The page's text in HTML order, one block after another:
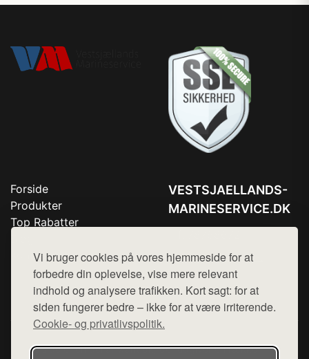
Vi bruger cookies på vores hjemmeside for at
forbedre din oplevelse, vise mere relevant
indhold og analysere trafikken. Kort sagt: for at
siden fungerer bedre – ikke for at være irriterende.
Cookie- og privatlivspolitik.
Forside
Produkter
Top Rabatter
Kontakt
VESTSJAELLANDS-
MARINESERVICE.DK
Mail:hej@want.dk
Cookie- og privatlivspolitik
Denne side er en del af want.dk, der udgiver en række